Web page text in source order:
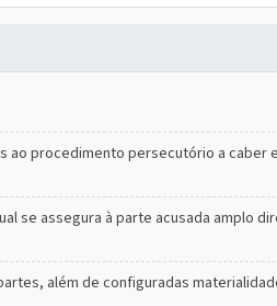
ao procedimento persecutório a caber
se assegura à parte acusada amplo
além de configuradas